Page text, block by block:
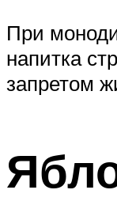
При
напитка
запретом